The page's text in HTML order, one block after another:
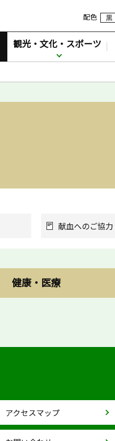
配色
観光・文化・スポーツ
献血へのご協力
健康・医療
アクセスマップ